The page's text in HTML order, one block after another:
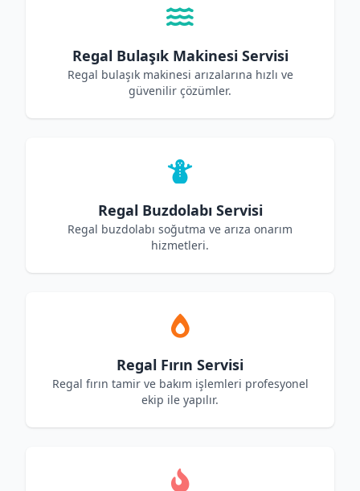
Regal Bulaşık Makinesi Servisi
Regal bulaşık makinesi arızalarına hızlı ve
güvenilir çözümler.
Regal Buzdolabı Servisi
Regal buzdolabı soğutma ve arıza onarım
hizmetleri.
Regal Fırın Servisi
Regal fırın tamir ve bakım işlemleri profesyonel
ekip ile yapılır.